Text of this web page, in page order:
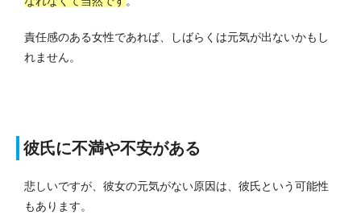
責任感のある女性であれば、しばらくは元気が出ないかもし
れません。
彼氏に不満や不安がある
悲しいですが、彼女の元気がない原因は、彼氏という可能性
もあります。